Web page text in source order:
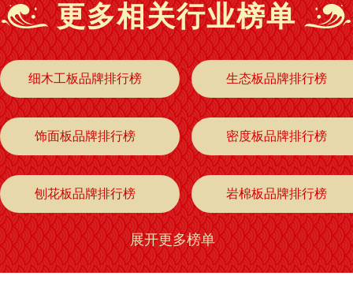
更多相关行业榜单
细木工板品牌排行榜 生态板品牌排行榜
饰面板品牌排行榜 密度板品牌排行榜
刨花板品牌排行榜 岩棉板品牌排行榜
浮雕板品牌排行榜 家具板品牌排行榜
展开更多榜单